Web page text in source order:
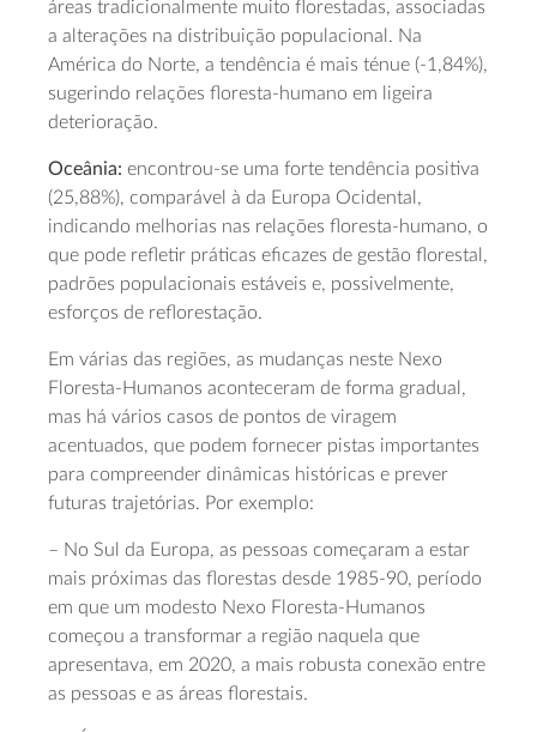
áreas tradicionalmente muito florestadas, associadas
a alterações na distribuição populacional. Na
América do Norte, a tendência é mais ténue (-1,84%),
sugerindo relações floresta-humano em ligeira
deterioração.
Oceânia: encontrou-se uma forte tendência positiva
(25,88%), comparável à da Europa Ocidental,
indicando melhorias nas relações floresta-humano, o
que pode refletir práticas eficazes de gestão florestal,
padrões populacionais estáveis e, possivelmente,
esforços de reflorestação.
Em várias das regiões, as mudanças neste Nexo
Floresta-Humanos aconteceram de forma gradual,
mas há vários casos de pontos de viragem
acentuados, que podem fornecer pistas importantes
para compreender dinâmicas históricas e prever
futuras trajetórias. Por exemplo:
– No Sul da Europa, as pessoas começaram a estar
mais próximas das florestas desde 1985-90, período
em que um modesto Nexo Floresta-Humanos
começou a transformar a região naquela que
apresentava, em 2020, a mais robusta conexão entre
as pessoas e as áreas florestais.